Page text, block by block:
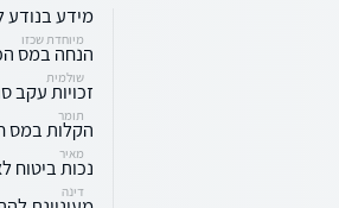
מידע
מיוחדת שכזו
הנחה במס
שולמית
זכויות עקב
תומר
הקלות במס
מאיר
נכות ביטוח
דינה